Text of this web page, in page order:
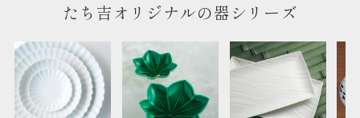
のしについてはこちらをご覧ください
たち吉オリジナルの器シリーズ